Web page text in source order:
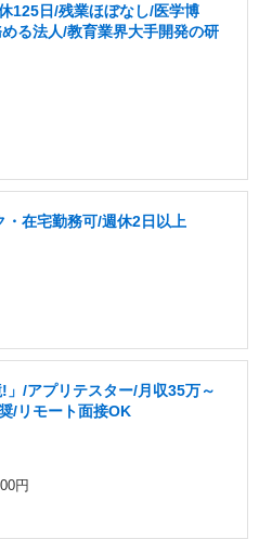
125日/残業ほぼなし/医学博
る法人/教育業界大手開発の研
在宅勤務可/週休2日以上
」/アプリテスター/月収35万～
/リモート面接OK
円